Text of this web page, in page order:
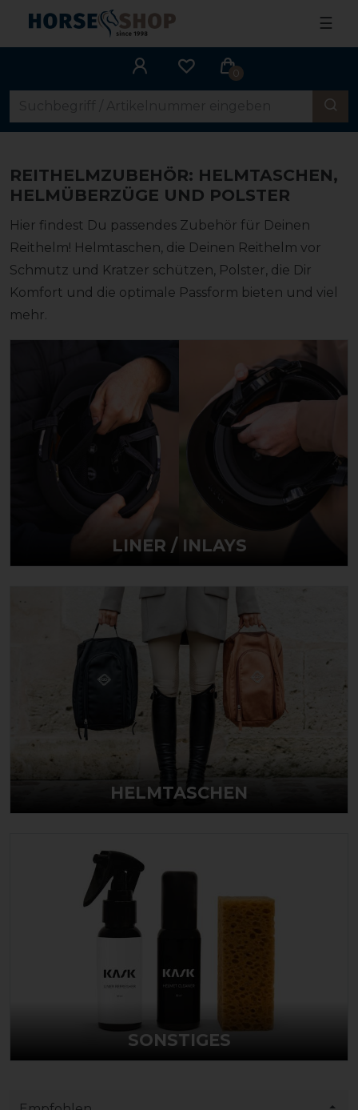
☰
0
REITHELMZUBEHÖR: HELMTASCHEN,
HELMÜBERZÜGE UND POLSTER
Hier findest Du passendes Zubehör für Deinen
Reithelm! Helmtaschen, die Deinen Reithelm vor
Schmutz und Kratzer schützen, Polster, die Dir
Komfort und die optimale Passform bieten und viel
mehr.
LINER / INLAYS
HELMTASCHEN
SONSTIGES